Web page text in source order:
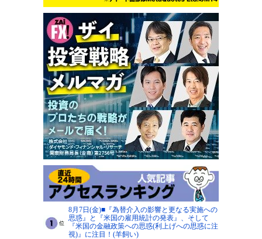
8月7日(金)■『為替介入の影響と更なる実施への
思惑』と『米国の雇用統計の発表』、そして
『米国の金融政策への思惑(利上げへの思惑に注
視)』に注目！(羊飼い)